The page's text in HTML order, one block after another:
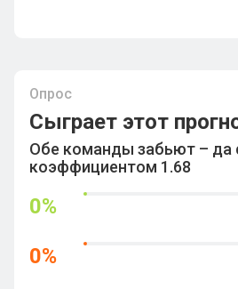
Опрос
Сыграет этот
Обе команды забьют – да
коэффициентом 1.68
0%
0%